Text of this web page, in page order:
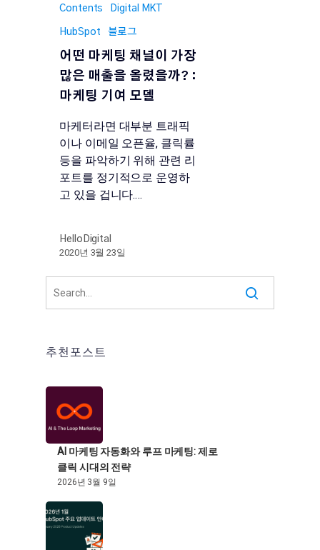
Contents Digital MKT
HubSpot 블로그
어떤 마케팅 채널이 가장
많은 매출을 올렸을까? :
마케팅 기여 모델
마케터라면 대부분 트래픽
이나 이메일 오픈율, 클릭률
등을 파악하기 위해 관련 리
포트를 정기적으로 운영하
고 있을 겁니다.…
HelloDigital
2020년 3월 23일
추천포스트
AI 마케팅 자동화와 루프 마케팅: 제로
클릭 시대의 전략
2026년 3월 9일